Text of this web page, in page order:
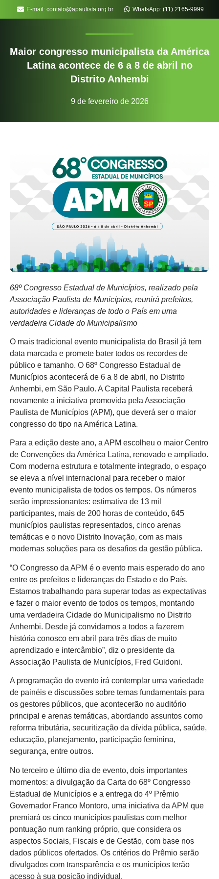
E-mail: contato@apaulista.org.br WhatsApp: (11) 2165-9999
Maior congresso municipalista da América
Latina acontece de 6 a 8 de abril no
Distrito Anhembi
9 de fevereiro de 2026
68º Congresso Estadual de Municípios, realizado pela
Associação Paulista de Municípios, reunirá prefeitos,
autoridades e lideranças de todo o País em uma
verdadeira Cidade do Municipalismo
O mais tradicional evento municipalista do Brasil já tem
data marcada e promete bater todos os recordes de
público e tamanho. O 68º Congresso Estadual de
Municípios acontecerá de 6 a 8 de abril, no Distrito
Anhembi, em São Paulo. A Capital Paulista receberá
novamente a iniciativa promovida pela Associação
Paulista de Municípios (APM), que deverá ser o maior
congresso do tipo na América Latina.
Para a edição deste ano, a APM escolheu o maior Centro
de Convenções da América Latina, renovado e ampliado.
Com moderna estrutura e totalmente integrado, o espaço
se eleva a nível internacional para receber o maior
evento municipalista de todos os tempos. Os números
serão impressionantes: estimativa de 13 mil
participantes, mais de 200 horas de conteúdo, 645
municípios paulistas representados, cinco arenas
temáticas e o novo Distrito Inovação, com as mais
modernas soluções para os desafios da gestão pública.
“O Congresso da APM é o evento mais esperado do ano
entre os prefeitos e lideranças do Estado e do País.
Estamos trabalhando para superar todas as expectativas
e fazer o maior evento de todos os tempos, montando
uma verdadeira Cidade do Municipalismo no Distrito
Anhembi. Desde já convidamos a todos a fazerem
história conosco em abril para três dias de muito
aprendizado e intercâmbio”, diz o presidente da
Associação Paulista de Municípios, Fred Guidoni.
A programação do evento irá contemplar uma variedade
de painéis e discussões sobre temas fundamentais para
os gestores públicos, que acontecerão no auditório
principal e arenas temáticas, abordando assuntos como
reforma tributária, securitização da dívida pública, saúde,
educação, planejamento, participação feminina,
segurança, entre outros.
No terceiro e último dia de evento, dois importantes
momentos: a divulgação da Carta do 68º Congresso
Estadual de Municípios e a entrega do 4º Prêmio
Governador Franco Montoro, uma iniciativa da APM que
premiará os cinco municípios paulistas com melhor
pontuação num ranking próprio, que considera os
aspectos Sociais, Fiscais e de Gestão, com base nos
dados públicos ofertados. Os critérios do Prêmio serão
divulgados com transparência e os municípios terão
acesso à sua posição individual.